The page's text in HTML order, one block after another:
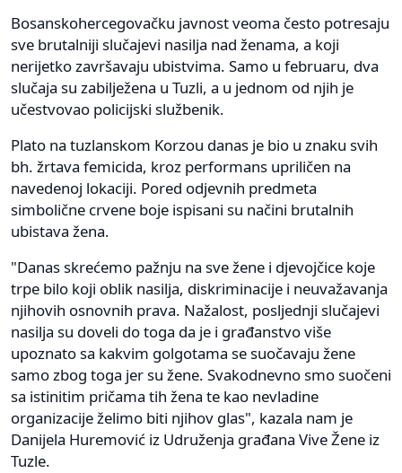
Bosanskohercegovačku javnost veoma često potresaju
sve brutalniji slučajevi nasilja nad ženama, a koji
nerijetko završavaju ubistvima. Samo u februaru, dva
slučaja su zabilježena u Tuzli, a u jednom od njih je
učestvovao policijski službenik.
Plato na tuzlanskom Korzou danas je bio u znaku svih
bh. žrtava femicida, kroz performans upriličen na
navedenoj lokaciji. Pored odjevnih predmeta
simbolične crvene boje ispisani su načini brutalnih
ubistava žena.
"Danas skrećemo pažnju na sve žene i djevojčice koje
trpe bilo koji oblik nasilja, diskriminacije i neuvažavanja
njihovih osnovnih prava. Nažalost, posljednji slučajevi
nasilja su doveli do toga da je i građanstvo više
upoznato sa kakvim golgotama se suočavaju žene
samo zbog toga jer su žene. Svakodnevno smo suočeni
sa istinitim pričama tih žena te kao nevladine
organizacije želimo biti njihov glas", kazala nam je
Danijela Huremović iz Udruženja građana Vive Žene iz
Tuzle.